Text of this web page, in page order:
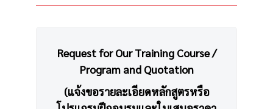
Request for Our Training Course /
Program and Quotation
(แจ้งขอรายละเอียดหลักสูตรหรือ